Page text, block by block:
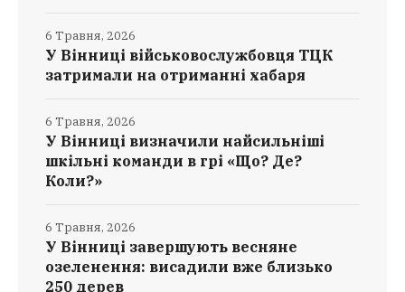
У Вінниці військовослужбовця ТЦК
затримали на отриманні хабаря
6 Травня, 2026
У Вінниці визначили найсильніші
шкільні команди в грі «Що? Де?
Коли?»
6 Травня, 2026
У Вінниці завершують весняне
озеленення: висадили вже близько
250 дерев
6 Травня, 2026